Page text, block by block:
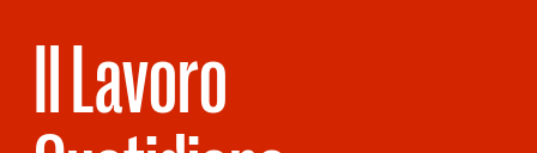
Il Lavoro